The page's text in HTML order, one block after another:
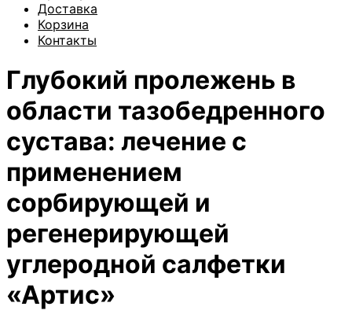
Доставка
Корзина
Контакты
Глубокий пролежень в
области тазобедренного
сустава: лечение с
применением
сорбирующей и
регенерирующей
углеродной салфетки
«Артис»